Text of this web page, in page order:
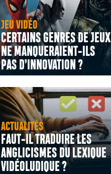
JEU VIDÉO
CERTAINS GENRES DE JEUX
NE MANQUERAIENT-ILS
PAS D’INNOVATION ?
ACTUALITÉS
FAUT-IL TRADUIRE LES
ANGLICISMES DU LEXIQUE
VIDÉOLUDIQUE ?